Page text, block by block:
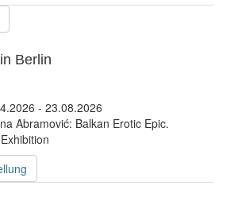
Berlin
- 23.08.2026
Abramović: Balkan Erotic Epic.